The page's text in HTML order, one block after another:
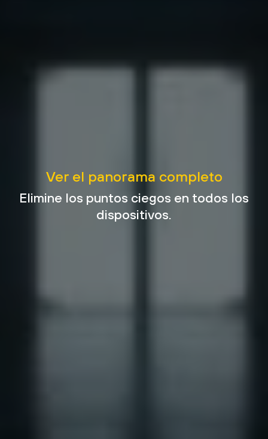
Ver el panorama completo
Elimine los puntos ciegos en todos los
dispositivos.